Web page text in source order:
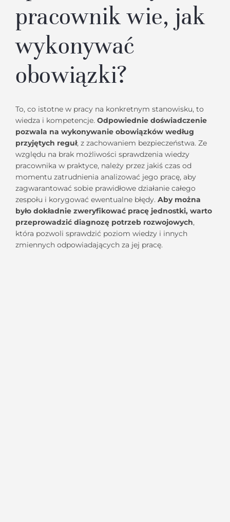
pracownik wie, jak
wykonywać
obowiązki?
To, co istotne w pracy na konkretnym stanowisku, to
wiedza i kompetencje. Odpowiednie doświadczenie
pozwala na wykonywanie obowiązków według
przyjętych reguł, z zachowaniem bezpieczeństwa. Ze
względu na brak możliwości sprawdzenia wiedzy
pracownika w praktyce, należy przez jakiś czas od
momentu zatrudnienia analizować jego pracę, aby
zagwarantować sobie prawidłowe działanie całego
zespołu i korygować ewentualne błędy. Aby można
było dokładnie zweryfikować pracę jednostki, warto
przeprowadzić diagnozę potrzeb rozwojowych,
która pozwoli sprawdzić poziom wiedzy i innych
zmiennych odpowiadających za jej pracę.